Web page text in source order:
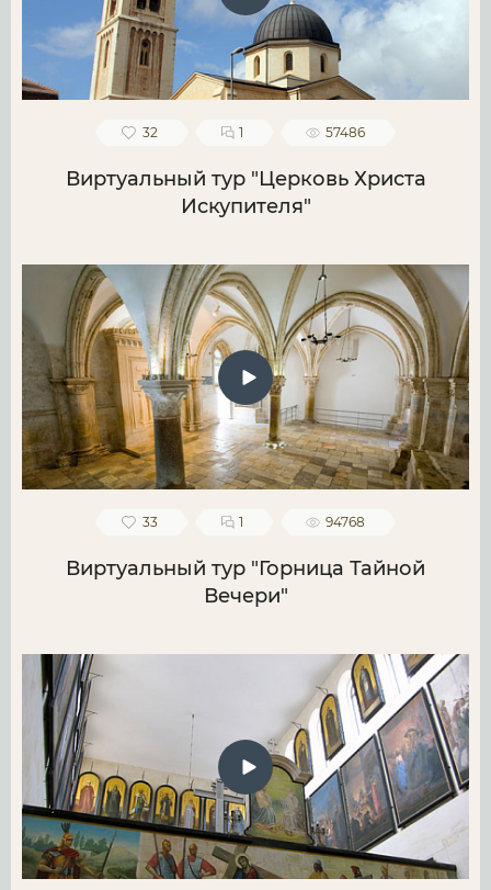
32 1 57486
Виртуальный тур "Церковь Христа
Искупителя"
33 1 94768
Виртуальный тур "Горница Тайной
Вечери"